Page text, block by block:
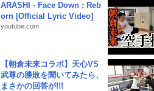
ARASHI - Face Down : Reb
orn [Official Lyric Video]
youtube.com
【朝倉未来コラボ】天心VS
武尊の勝敗を聞いてみたら、
まさかの回答が!!!